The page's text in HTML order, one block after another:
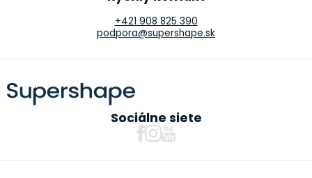
+421 908 825 390
podpora@supershape.sk
Sociálne siete